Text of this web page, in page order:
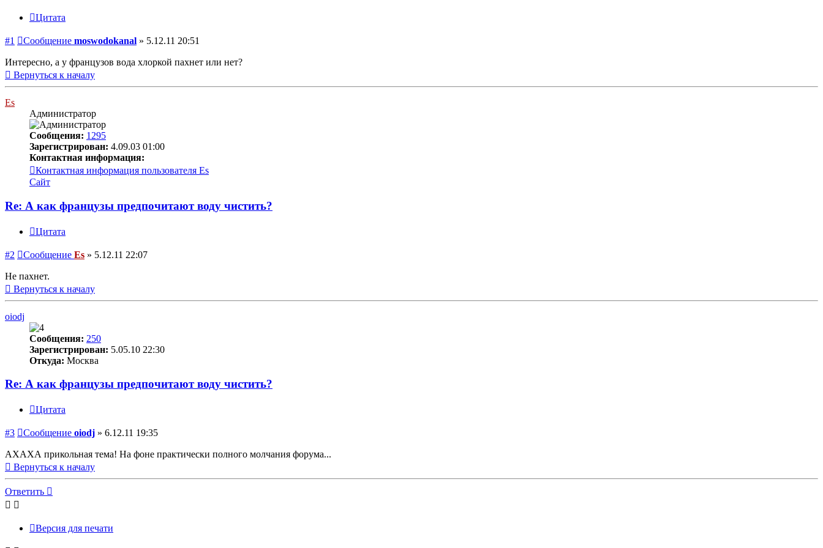
Цитата
#1 Сообщение moswodokanal » 5.12.11 20:51
Интересно, а у французов вода хлоркой пахнет или нет?
Вернуться к началу
Es
Администратор
Сообщения: 1295
Зарегистрирован: 4.09.03 01:00
Контактная информация:
Контактная информация пользователя Es
Сайт
Re: А как французы предпочитают воду чистить?
Цитата
#2 Сообщение Es » 5.12.11 22:07
Не пахнет.
Вернуться к началу
oiodj
Сообщения: 250
Зарегистрирован: 5.05.10 22:30
Откуда: Москва
Re: А как французы предпочитают воду чистить?
Цитата
#3 Сообщение oiodj » 6.12.11 19:35
АХАХА прикольная тема! На фоне практически полного молчания форума...
Вернуться к началу
Ответить
Версия для печати